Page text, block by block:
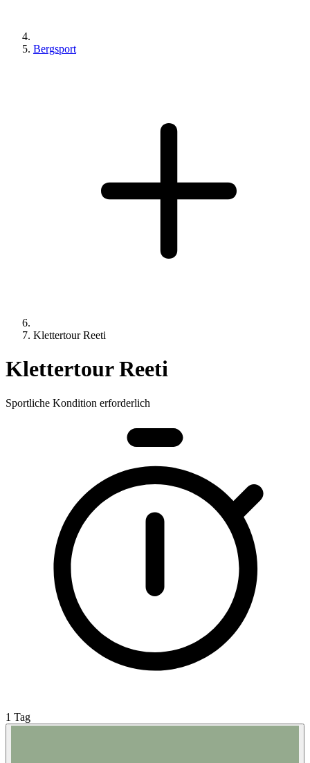
Bergsport
Klettertour Reeti
Klettertour Reeti
Sportliche Kondition erforderlich
1 Tag